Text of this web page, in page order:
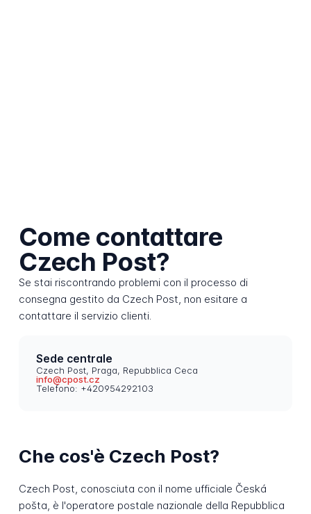
Come contattare
Czech Post?
Se stai riscontrando problemi con il processo di
consegna gestito da Czech Post, non esitare a
contattare il servizio clienti.
Sede centrale
Czech Post, Praga, Repubblica Ceca
info@cpost.cz
Telefono: +420954292103
Che cos'è Czech Post?
Czech Post, conosciuta con il nome ufficiale Česká
pošta, è l'operatore postale nazionale della Repubblica